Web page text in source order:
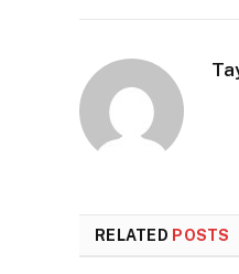
RELATED POSTS